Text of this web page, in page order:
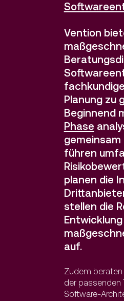
Vention
Planung zu
Beginnend
Phase
führen
planen die
stellen die
auf.
Zudem beraten
der passenden
Software-